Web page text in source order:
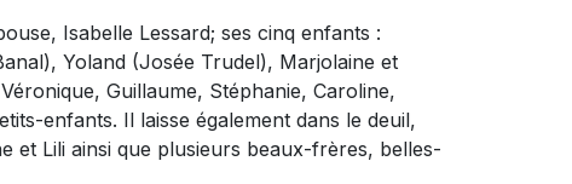
Isabelle Lessard; ses cinq enfants :
Yoland (Josée Trudel), Marjolaine et
Guillaume, Stéphanie, Caroline,
enfants. Il laisse également dans le deuil,
Lili ainsi que plusieurs beaux-frères, belles-